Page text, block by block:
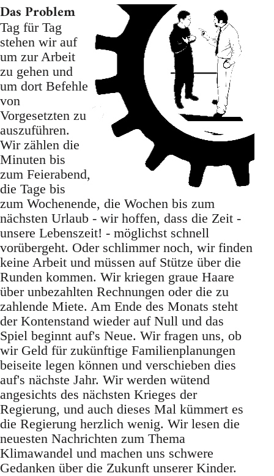
Das Problem
Tag für Tag
stehen wir auf
um zur Arbeit
zu gehen und
um dort Befehle
von
Vorgesetzten zu
auszuführen.
Wir zählen die
Minuten bis
zum Feierabend,
die Tage bis
zum Wochenende, die Wochen bis zum
nächsten Urlaub - wir hoffen, dass die Zeit -
unsere Lebenszeit! - möglichst schnell
vorübergeht. Oder schlimmer noch, wir finden
keine Arbeit und müssen auf Stütze über die
Runden kommen. Wir kriegen graue Haare
über unbezahlten Rechnungen oder die zu
zahlende Miete. Am Ende des Monats steht
der Kontenstand wieder auf Null und das
Spiel beginnt auf's Neue. Wir fragen uns, ob
wir Geld für zukünftige Familienplanungen
beiseite legen können und verschieben dies
auf's nächste Jahr. Wir werden wütend
angesichts des nächsten Krieges der
Regierung, und auch dieses Mal kümmert es
die Regierung herzlich wenig. Wir lesen die
neuesten Nachrichten zum Thema
Klimawandel und machen uns schwere
Gedanken über die Zukunft unserer Kinder.